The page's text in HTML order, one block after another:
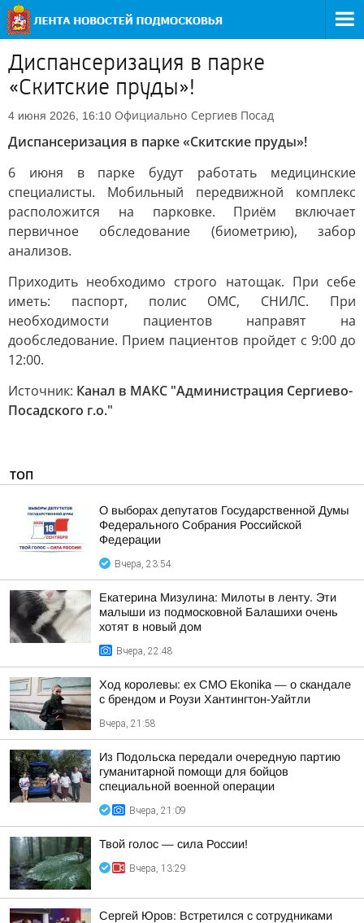
Диспансеризация в парке
«Скитские пруды»!
4 июня 2026, 16:10 Официально Сергиев Посад
Диспансеризация в парке «Скитские пруды»!
6 июня в парке будут работать медицинские
специалисты. Мобильный передвижной комплекс
расположится на парковке. Приём включает
первичное обследование (биометрию), забор
анализов.
Приходить необходимо строго натощак. При себе
иметь: паспорт, полис ОМС, СНИЛС. При
необходимости пациентов направят на
дообследование. Прием пациентов пройдет с 9:00 до
12:00.
Источник: Канал в МАКС "Администрация Сергиево-
Посадского г.о."
ТОП
О выборах депутатов Государственной Думы
Федерального Собрания Российской
Федерации
Вчера, 23:54
Екатерина Мизулина: Милоты в ленту. Эти
малыши из подмосковной Балашихи очень
хотят в новый дом
Вчера, 22:48
Ход королевы: ex CMO Ekonika — о скандале
с брендом и Роузи Хантингтон-Уайтли
Вчера, 21:58
Из Подольска передали очередную партию
гуманитарной помощи для бойцов
специальной военной операции
Вчера, 21:09
Твой голос — сила России!
Вчера, 13:29
Сергей Юров: Встретился с сотрудниками